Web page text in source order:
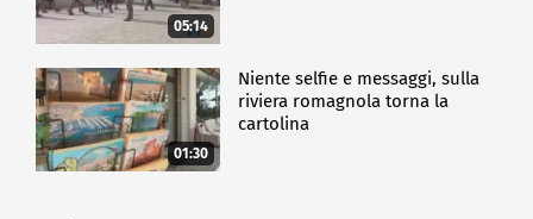
05:14
01:30
Niente selfie e messaggi, sulla
riviera romagnola torna la
cartolina